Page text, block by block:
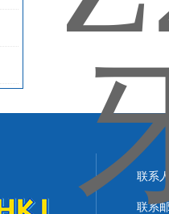
联系
联系